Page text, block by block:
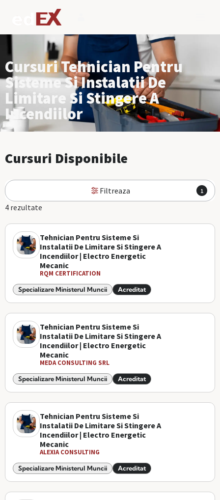
Cursuri Tehnician Pentru
Sisteme Si Instalatii De
Limitare Si Stingere A
Incendiilor
Cursuri Disponibile
Filtreaza 1
4 rezultate
Tehnician Pentru Sisteme Si
Instalatii De Limitare Si Stingere A
Incendiilor | Electro Energetic
Mecanic
RQM CERTIFICATION
Specializare Ministerul Muncii Acreditat
Tehnician Pentru Sisteme Si
Instalatii De Limitare Si Stingere A
Incendiilor | Electro Energetic
Mecanic
MEDA CONSULTING SRL
Specializare Ministerul Muncii Acreditat
Tehnician Pentru Sisteme Si
Instalatii De Limitare Si Stingere A
Incendiilor | Electro Energetic
Mecanic
ALEXIA CONSULTING
Specializare Ministerul Muncii Acreditat